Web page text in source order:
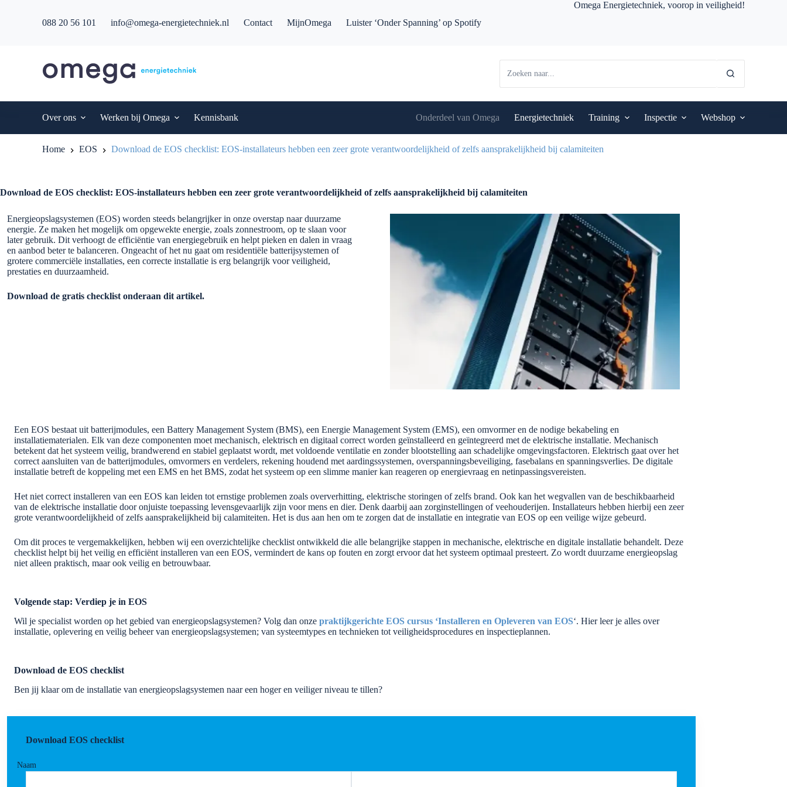
u
088 20 56 101 info@omega-energietechniek.nl Contact MijnOmega Luister ‘Onder Spanning’ op Spotify
Omega Energietechniek, voorop in veiligheid!
Over ons Werken bij Omega Kennisbank Onderdeel van Omega Energietechniek Training Inspectie Webshop
Home EOS Download de EOS checklist: EOS-installateurs hebben een zeer grote verantwoordelijkheid of zelfs aansprakelijkheid bij calamiteiten
Download de EOS checklist: EOS-installateurs hebben een zeer grote verantwoordelijkheid of zelfs aansprakelijkheid bij calamiteiten
Energieopslagsystemen (EOS) worden steeds belangrijker in onze overstap naar duurzame
energie. Ze maken het mogelijk om opgewekte energie, zoals zonnestroom, op te slaan voor
later gebruik. Dit verhoogt de efficiëntie van energiegebruik en helpt pieken en dalen in vraag
en aanbod beter te balanceren. Ongeacht of het nu gaat om residentiële batterijsystemen of
grotere commerciële installaties, een correcte installatie is erg belangrijk voor veiligheid,
prestaties en duurzaamheid.
Download de gratis checklist onderaan dit artikel.
Een EOS bestaat uit batterijmodules, een Battery Management System (BMS), een Energie Management System (EMS), een omvormer en de nodige bekabeling en
installatiematerialen. Elk van deze componenten moet mechanisch, elektrisch en digitaal correct worden geïnstalleerd en geïntegreerd met de elektrische installatie. Mechanisch
betekent dat het systeem veilig, brandwerend en stabiel geplaatst wordt, met voldoende ventilatie en zonder blootstelling aan schadelijke omgevingsfactoren. Elektrisch gaat over het
correct aansluiten van de batterijmodules, omvormers en verdelers, rekening houdend met aardingssystemen, overspanningsbeveiliging, fasebalans en spanningsverlies. De digitale
installatie betreft de koppeling met een EMS en het BMS, zodat het systeem op een slimme manier kan reageren op energievraag en netinpassingsvereisten.
Het niet correct installeren van een EOS kan leiden tot ernstige problemen zoals oververhitting, elektrische storingen of zelfs brand. Ook kan het wegvallen van de beschikbaarheid
van de elektrische installatie door onjuiste toepassing levensgevaarlijk zijn voor mens en dier. Denk daarbij aan zorginstellingen of veehouderijen. Installateurs hebben hierbij een zeer
grote verantwoordelijkheid of zelfs aansprakelijkheid bij calamiteiten. Het is dus aan hen om te zorgen dat de installatie en integratie van EOS op een veilige wijze gebeurd.
Om dit proces te vergemakkelijken, hebben wij een overzichtelijke checklist ontwikkeld die alle belangrijke stappen in mechanische, elektrische en digitale installatie behandelt. Deze
checklist helpt bij het veilig en efficiënt installeren van een EOS, vermindert de kans op fouten en zorgt ervoor dat het systeem optimaal presteert. Zo wordt duurzame energieopslag
niet alleen praktisch, maar ook veilig en betrouwbaar.
Volgende stap: Verdiep je in EOS
Wil je specialist worden op het gebied van energieopslagsystemen? Volg dan onze praktijkgerichte EOS cursus ‘Installeren en Opleveren van EOS‘. Hier leer je alles over
installatie, oplevering en veilig beheer van energieopslagsystemen; van systeemtypes en technieken tot veiligheidsprocedures en inspectieplannen.
Download de EOS checklist
Ben jij klaar om de installatie van energieopslagsystemen naar een hoger en veiliger niveau te tillen?
Download EOS checklist
Naam